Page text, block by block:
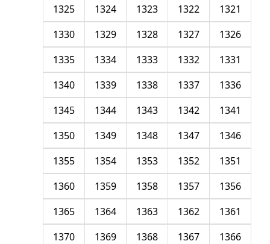
1321
1322
1323
1324
1325
1326
1327
1328
1329
1330
1331
1332
1333
1334
1335
1336
1337
1338
1339
1340
1341
1342
1343
1344
1345
1346
1347
1348
1349
1350
1351
1352
1353
1354
1355
1356
1357
1358
1359
1360
1361
1362
1363
1364
1365
1366
1367
1368
1369
1370